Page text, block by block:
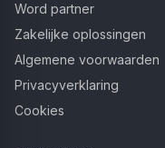
Word partner
Zakelijke oplossingen
Algemene voorwaarden
Privacyverklaring
Cookies